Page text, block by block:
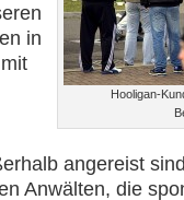
Hooligan-
in
angereist
Anwälten, die